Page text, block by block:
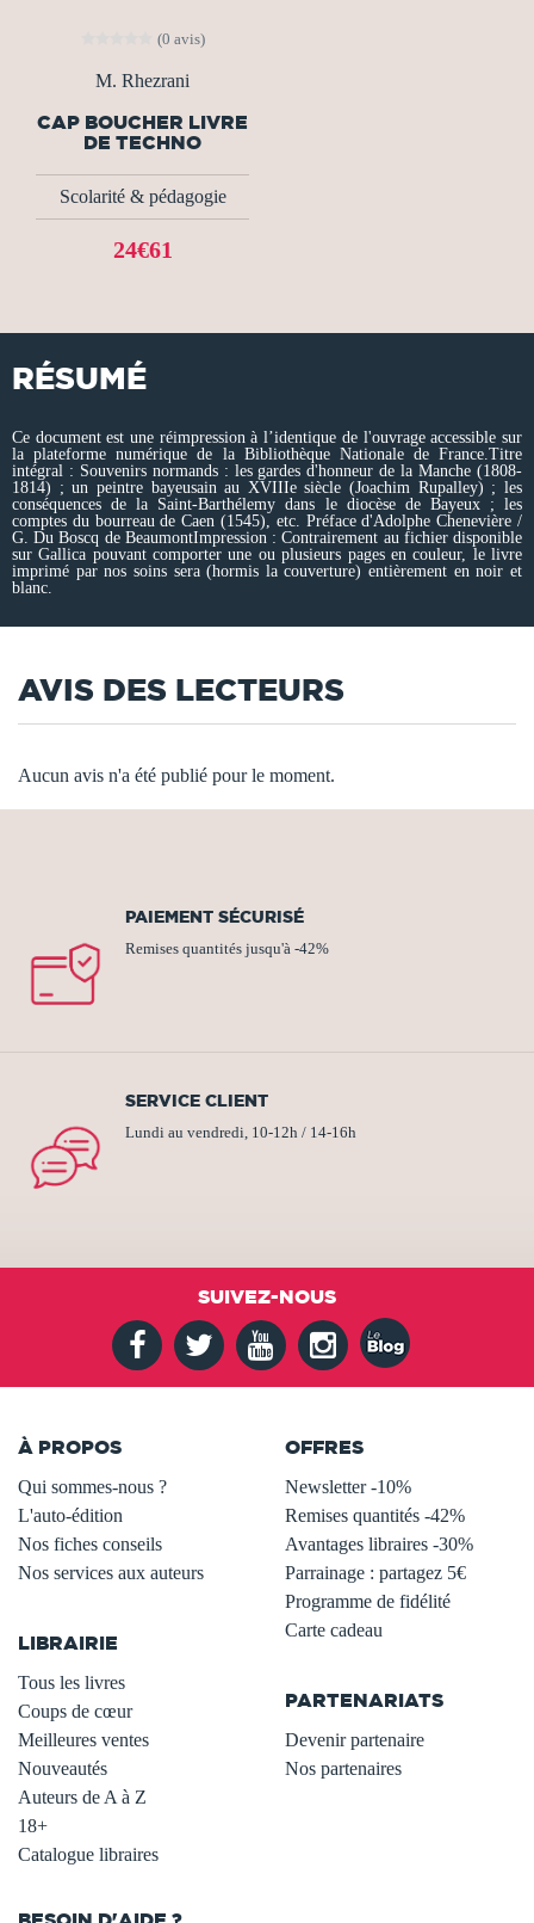
(0 avis)
M. Rhezrani
CAP BOUCHER LIVRE
DE TECHNO
Scolarité & pédagogie
24€61
RÉSUMÉ
Ce document est une réimpression à l’identique de l'ouvrage accessible sur
la plateforme numérique de la Bibliothèque Nationale de France.Titre
intégral : Souvenirs normands : les gardes d'honneur de la Manche (1808-
1814) ; un peintre bayeusain au XVIIIe siècle (Joachim Rupalley) ; les
conséquences de la Saint-Barthélemy dans le diocèse de Bayeux ; les
comptes du bourreau de Caen (1545), etc. Préface d'Adolphe Chenevière /
G. Du Boscq de BeaumontImpression : Contrairement au fichier disponible
sur Gallica pouvant comporter une ou plusieurs pages en couleur, le livre
imprimé par nos soins sera (hormis la couverture) entièrement en noir et
blanc.
AVIS DES LECTEURS
Aucun avis n'a été publié pour le moment.
PAIEMENT SÉCURISÉ
Remises quantités jusqu'à -42%
SERVICE CLIENT
Lundi au vendredi, 10-12h / 14-16h
SUIVEZ-NOUS
À PROPOS
Qui sommes-nous ?
L'auto-édition
Nos fiches conseils
Nos services aux auteurs
LIBRAIRIE
Tous les livres
Coups de cœur
Meilleures ventes
Nouveautés
Auteurs de A à Z
18+
Catalogue libraires
OFFRES
Newsletter -10%
Remises quantités -42%
Avantages libraires -30%
Parrainage : partagez 5€
Programme de fidélité
Carte cadeau
PARTENARIATS
Devenir partenaire
Nos partenaires